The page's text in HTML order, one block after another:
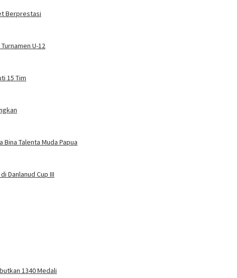
Berprestasi
U-12
15 Tim
Bina Talenta Muda Papua
Danlanud Cup III
1340 Medali